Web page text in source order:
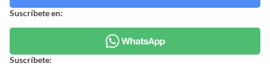
Suscríbete en:
Suscríbete: